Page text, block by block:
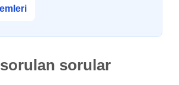
sorulan sorular